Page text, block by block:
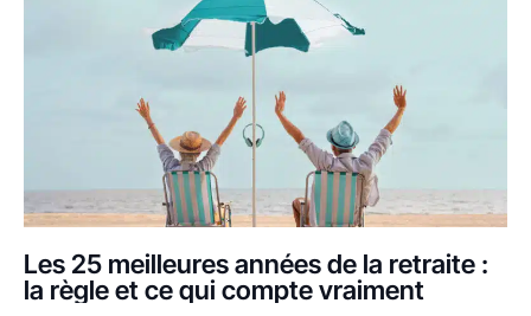
Les 25 meilleures années de la retraite :
la règle et ce qui compte vraiment